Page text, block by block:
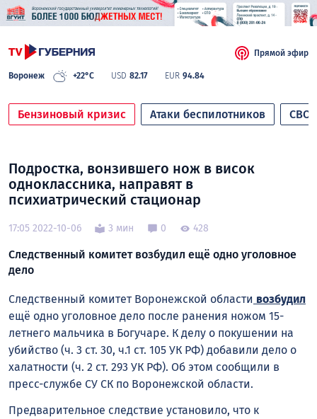
Воронеж +22°C USD 82.17 EUR 94.84
Прямой эфир
Бензиновый кризис Атаки беспилотников СВО
Подростка, вонзившего нож в висок
одноклассника, направят в
психиатрический стационар
17:05 2022-10-06 3 мин 0 428
Следственный комитет возбудил ещё одно уголовное
дело
Следственный комитет Воронежской области возбудил
ещё одно уголовное дело после ранения ножом 15-
летнего мальчика в Богучаре. К делу о покушении на
убийство (ч. 3 ст. 30, ч.1 ст. 105 УК РФ) добавили дело о
халатности (ч. 2 ст. 293 УК РФ). Об этом сообщили в
пресс-службе СУ СК по Воронежской области.
Предварительное следствие установило, что к